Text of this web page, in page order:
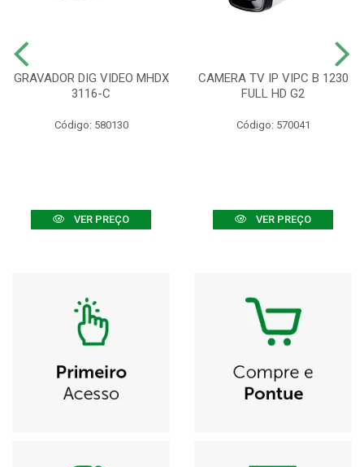
GRAVADOR DIG VIDEO MHDX
3116-C
Código: 580130
VER PREÇO
CAMERA TV IP VIPC B 1230
FULL HD G2
Código: 570041
VER PREÇO